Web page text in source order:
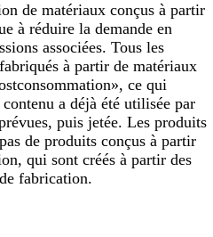
de matériaux conçus à partir
à réduire la demande en
associées. Tous les
à partir de matériaux
ce qui
a déjà été utilisée par
puis jetée. Les produits
de produits conçus à partir
qui sont créés à partir des
fabrication.